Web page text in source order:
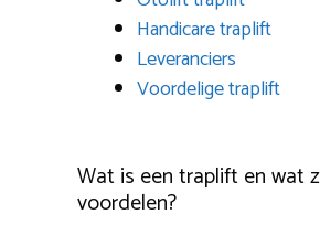
Handicare traplift
Leveranciers
Voordelige traplift
Wat is een traplift en wat
voordelen?